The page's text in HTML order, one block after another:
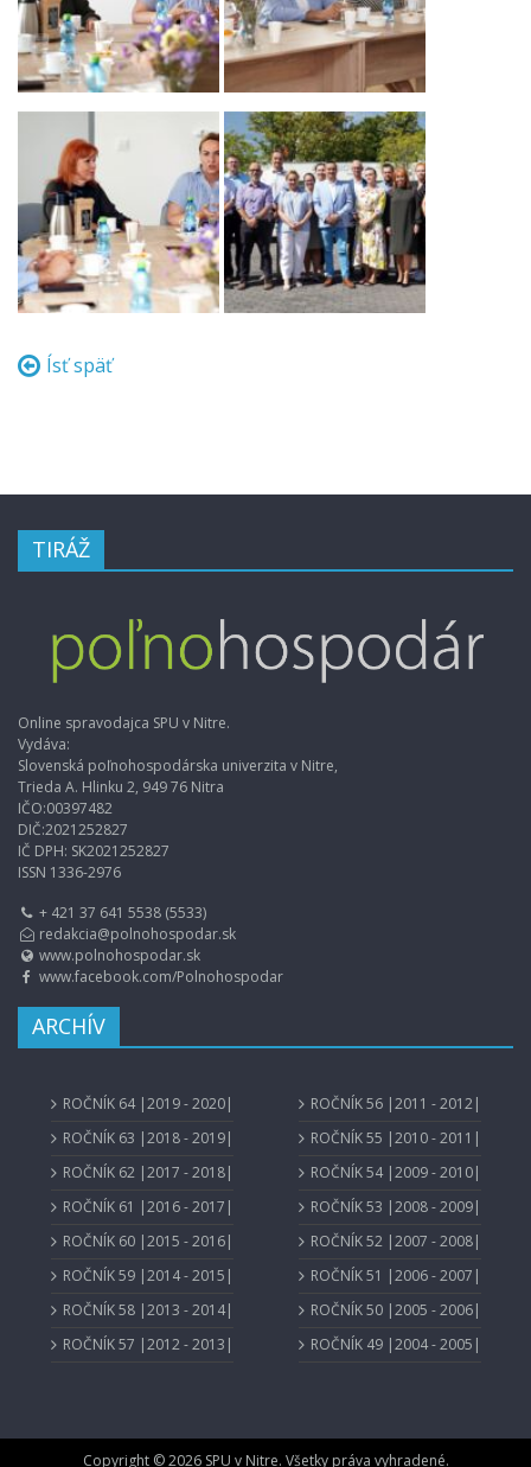
Ísť späť
TIRÁŽ
Online spravodajca SPU v Nitre.
Vydáva:
Slovenská poľnohospodárska univerzita v Nitre,
Trieda A. Hlinku 2, 949 76 Nitra
IČO:00397482
DIČ:2021252827
IČ DPH: SK2021252827
ISSN 1336-2976
+ 421 37 641 5538 (5533)
redakcia@polnohospodar.sk
www.polnohospodar.sk
www.facebook.com/Polnohospodar
ARCHÍV
ROČNÍK 64 |2019 - 2020|
ROČNÍK 63 |2018 - 2019|
ROČNÍK 62 |2017 - 2018|
ROČNÍK 61 |2016 - 2017|
ROČNÍK 60 |2015 - 2016|
ROČNÍK 59 |2014 - 2015|
ROČNÍK 58 |2013 - 2014|
ROČNÍK 57 |2012 - 2013|
ROČNÍK 56 |2011 - 2012|
ROČNÍK 55 |2010 - 2011|
ROČNÍK 54 |2009 - 2010|
ROČNÍK 53 |2008 - 2009|
ROČNÍK 52 |2007 - 2008|
ROČNÍK 51 |2006 - 2007|
ROČNÍK 50 |2005 - 2006|
ROČNÍK 49 |2004 - 2005|
Copyright © 2026 SPU v Nitre. Všetky práva vyhradené.